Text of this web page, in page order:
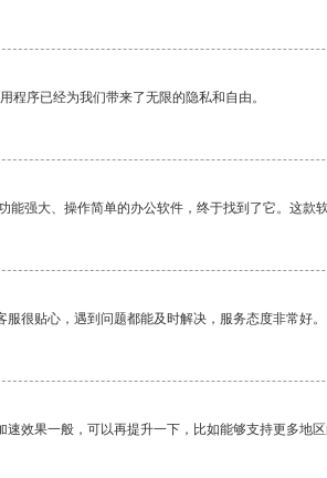
程序已经为我们带来了无限的隐私和自由。
能强大、操作简单的办公软件，终于找到了它。这
服很贴心，遇到问题都能及时解决，服务态度非常好。
速效果一般，可以再提升一下，比如能够支持更多地